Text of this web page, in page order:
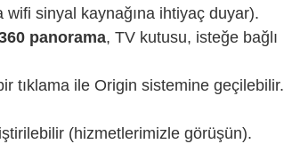
wifi sinyal kaynağına ihtiyaç duyar).
panorama, TV kutusu, isteğe bağlı
tıklama ile Origin sistemine geçilebilir.
(hizmetlerimizle görüşün).